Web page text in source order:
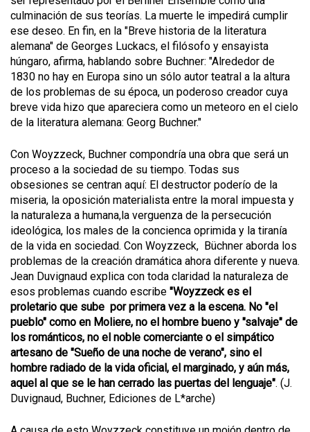
culminación de sus teorías. La muerte le impedirá cumplir
ese deseo. En fin, en la "Breve historia de la literatura
alemana" de Georges Luckacs, el filósofo y ensayista
húngaro, afirma, hablando sobre Buchner: "Alrededor de
1830 no hay en Europa sino un sólo autor teatral a la altura
de los problemas de su época, un poderoso creador cuya
breve vida hizo que apareciera como un meteoro en el cielo
de la literatura alemana: Georg Buchner."
Con Woyzzeck, Buchner compondría una obra que será un
proceso a la sociedad de su tiempo. Todas sus
obsesiones se centran aquí: El destructor poderío de la
miseria, la oposición materialista entre la moral impuesta y
la naturaleza a humana,la verguenza de la persecución
ideológica, los males de la concienca oprimida y la tiranía
de la vida en sociedad. Con Woyzzeck, Büchner aborda los
problemas de la creación dramática ahora diferente y nueva.
Jean Duvignaud explica con toda claridad la naturaleza de
esos problemas cuando escribe "Woyzzeck es el
proletario que sube por primera vez a la escena. No "el
pueblo" como en Moliere, no el hombre bueno y "salvaje" de
los románticos, no el noble comerciante o el simpático
artesano de "Sueño de una noche de verano", sino el
hombre radiado de la vida oficial, el marginado, y aún más,
aquel al que se le han cerrado las puertas del lenguaje". (J.
Duvignaud, Buchner, Ediciones de L*arche)